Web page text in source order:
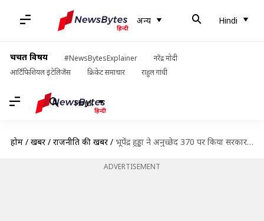
अन्य Hindi
चर्चित विषय #NewsBytesExplainer
नरेंद्र मोदी
आर्टिफिशियल इंटेलिजेंस
क्रिकेट समाचार राहुल गांधी
Hindi
होम / खबरें / राजनीति की खबरें / भूपेंद्र हुड्डा ने अनुच्छेद 370 पर किया सरकार का समर्थन, कहा- रास्ता भटक गई है कांग्रेस
ADVERTISEMENT